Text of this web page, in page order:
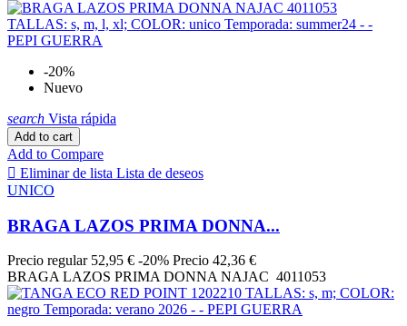
SIMONE PERELE 0
SOY UNDERWEAR 0
SUSA
TELENO
Triumph International
more... less
TALLAS
100
10
100B 2
100C 2
100D 1
100E 1
-20%
Nuevo
search Vista rápida
Add to cart
Add to Compare
 Eliminar de lista Lista de deseos
UNICO
BRAGA LAZOS PRIMA DONNA...
Precio regular 52,95 € -20% Precio 42,36 €
BRAGA LAZOS PRIMA DONNA NAJAC 4011053